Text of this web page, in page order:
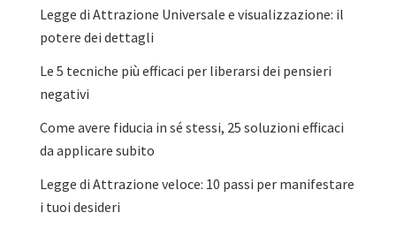
Legge di Attrazione Universale e visualizzazione: il
potere dei dettagli
Le 5 tecniche più efficaci per liberarsi dei pensieri
negativi
Come avere fiducia in sé stessi, 25 soluzioni efficaci
da applicare subito
Legge di Attrazione veloce: 10 passi per manifestare
i tuoi desideri